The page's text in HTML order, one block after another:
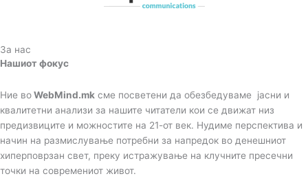
За нас
Нашиот фокус
Ние воWebMind.mk сме посветени да обезбедуваме јасни и
квалитетни анализи за нашите читатели кои се движат низ
предизвиците и можностите на 21-от век. Нудиме перспектива и
начин на размислување потребни за напредок во денешниот
хиперповрзан свет, преку истражување на клучните пресечни
точки на современиот живот.